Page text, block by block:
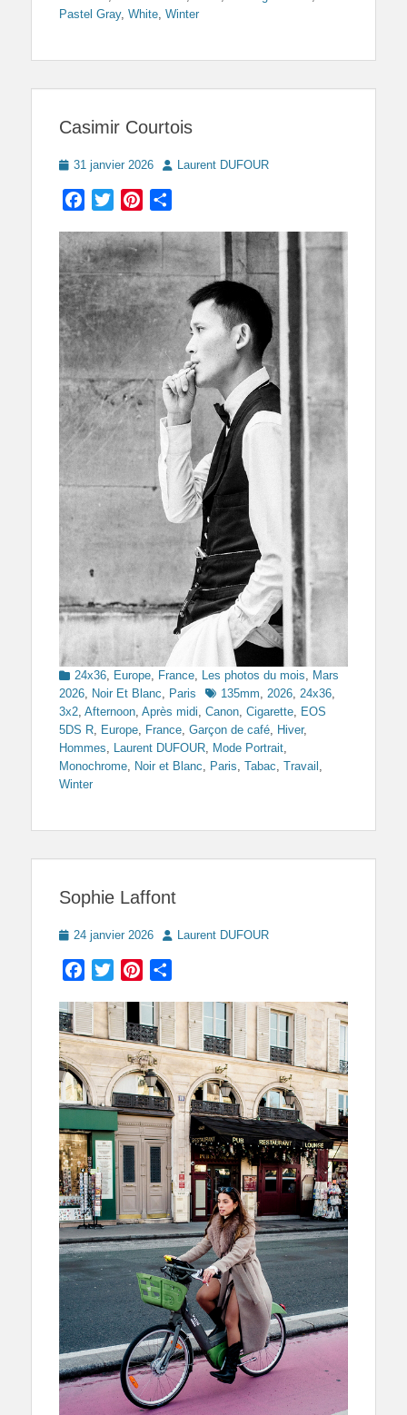
Pastel Gray, White Winter
Casimir Courtois
Posted
31 janvier 2026 AuthorLaurent DUFOUR
Facebook
TwitterPinterest
Categories
24x36, Europe, France, Les photos du mois, Mars
2026, Noir Et Blanc, Paris Tags135mm, 2026, 24x36,
3x2, Afternoon, Après midi, Canon, Cigarette, EOS
5DS R, Europe, France, Garçon de café, Hiver,
Hommes, Laurent DUFOUR, Mode Portrait,
Monochrome, Noir et Blanc, Paris, Tabac, Travail ,
Winter
Sophie Laffont
Posted
24 janvier 2026 AuthorLaurent DUFOUR
Facebook
TwitterPinterest